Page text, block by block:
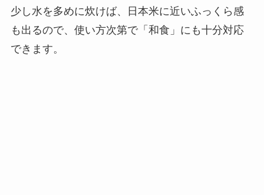
少し水を多めに炊けば、日本米に近いふっくら感
も出るので、使い方次第で「和食」にも十分対応
できます。